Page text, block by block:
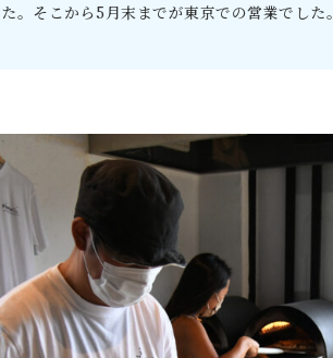
。そこから5月末までが東京での営業でした。